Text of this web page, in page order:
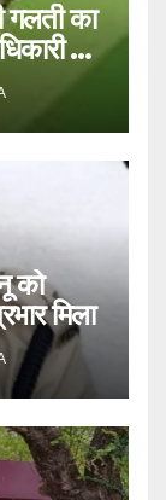
गलती का
और
को
मिला